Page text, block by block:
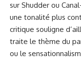
sur Shudder ou
une tonalité plus
critique souligne
traite le thème du
ou le